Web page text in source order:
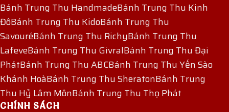
Bánh Trung Thu HandmadeBánh Trung Thu Kinh
ĐôBánh Trung Thu KidoBánh Trung Thu
SavouréBánh Trung Thu RichyBánh Trung Thu
LafeveBánh Trung Thu GivralBánh Trung Thu Đại
PhátBánh Trung Thu ABCBánh Trung Thu Yến Sào
Khánh HoàBánh Trung Thu SheratonBánh Trung
Thu Hỷ Lâm MônBánh Trung Thu Thọ Phát
CHÍNH SÁCH